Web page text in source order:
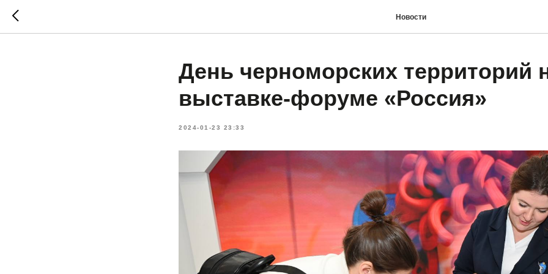
Новости
День черноморских территорий
выставке-форуме «Россия»
2024-01-23 23:33